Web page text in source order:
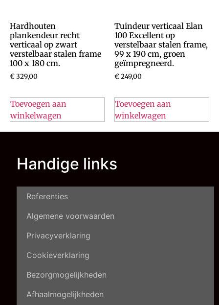
Hardhouten
plankendeur recht
verticaal op zwart
verstelbaar stalen frame
100 x 180 cm.
€329,00
Toevoegen aan
winkelwagen
Tuindeur verticaal Elan
100 Excellent op
verstelbaar stalen frame,
99 x 190 cm, groen
geïmpregneerd.
€249,00
Toevoegen aan
winkelwagen
Handige links
Referenties
Algemene voorwaarden
Privacyverklaring
Cookieverklaring
Bezorgmogelijkheden
Afhaalmogelijkheden